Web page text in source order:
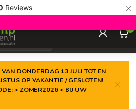
Reviews ×
prijs
0
DONDERDAG 13 JULI TOT EN
OP VAKANTIE / GESLOTEN!
> ZOMER2026 < BIJ UW